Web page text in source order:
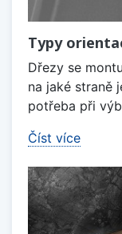
Typy
Dřezy se
na jaké straně
potřeba při
Číst více